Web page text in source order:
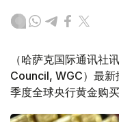
（哈萨克国际通讯社
Council, WGC）最
季度全球央行黄金购